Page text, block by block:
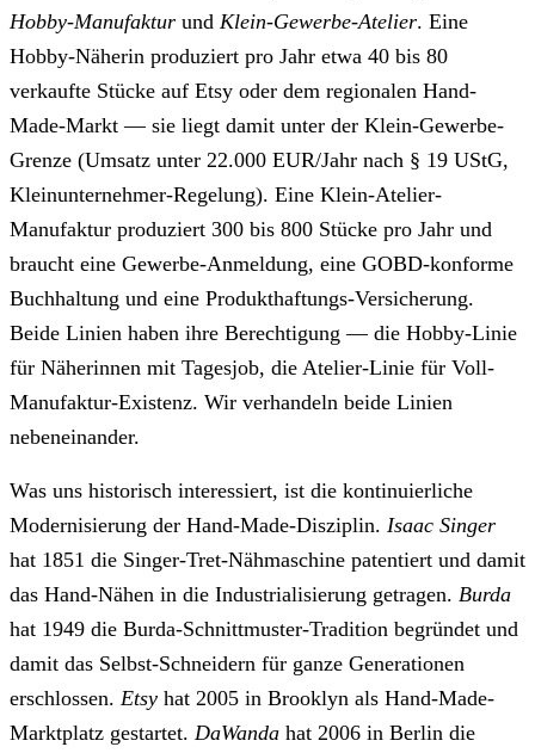
Hobby-Manufaktur und Klein-Gewerbe-Atelier. Eine
Hobby-Näherin produziert pro Jahr etwa 40 bis 80
verkaufte Stücke auf Etsy oder dem regionalen Hand-
Made-Markt — sie liegt damit unter der Klein-Gewerbe-
Grenze (Umsatz unter 22.000 EUR/Jahr nach § 19 UStG,
Kleinunternehmer-Regelung). Eine Klein-Atelier-
Manufaktur produziert 300 bis 800 Stücke pro Jahr und
braucht eine Gewerbe-Anmeldung, eine GOBD-konforme
Buchhaltung und eine Produkthaftungs-Versicherung.
Beide Linien haben ihre Berechtigung — die Hobby-Linie
für Näherinnen mit Tagesjob, die Atelier-Linie für Voll-
Manufaktur-Existenz. Wir verhandeln beide Linien
nebeneinander.
Was uns historisch interessiert, ist die kontinuierliche
Modernisierung der Hand-Made-Disziplin. Isaac Singer
hat 1851 die Singer-Tret-Nähmaschine patentiert und damit
das Hand-Nähen in die Industrialisierung getragen. Burda
hat 1949 die Burda-Schnittmuster-Tradition begründet und
damit das Selbst-Schneidern für ganze Generationen
erschlossen. Etsy hat 2005 in Brooklyn als Hand-Made-
Marktplatz gestartet. DaWanda hat 2006 in Berlin die